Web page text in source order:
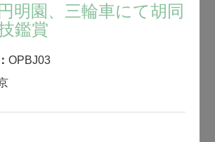
明園、三輪車にて胡同
鑑賞
OPBJ03